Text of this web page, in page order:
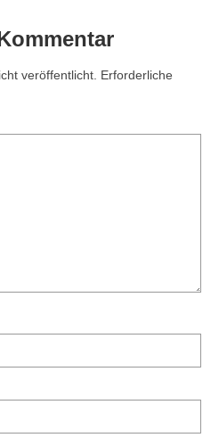
veröffentlicht. Erforderliche